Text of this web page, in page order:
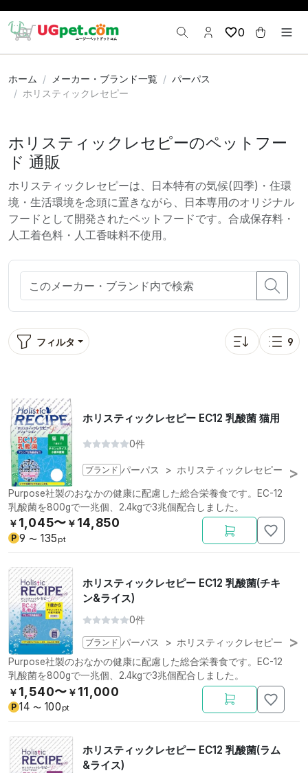
0
ホーム メーカー・ブランド一覧
パーパス
ホリスティックレセピー
ホリスティックレセピーのペットフー
ド 通販
ホリスティックレセピーは、日本特有の気候(四季)・住環
境・生活環境を念頭に置きながら、日本専用のオリジナル
フードとして開発されたペットフードです。合成保存料・
人工着色料・人工香味料不使用。
フィルタ
並び替え:
表示
9
ホリスティックレセピー EC12 乳酸菌 猫用
0件
ブランド パーパス > ホリスティックレセピー
Purpose社製のおなかの健康に配慮した総合栄養食です。EC-12
乳酸菌を800gで一兆個、2.4kgで3兆個配合しました。
￥ 1,045〜 ￥ 14,850
P 9 〜 135 pt
ホリスティックレセピー EC12 乳酸菌(チキ
ン&ライス)
0件
ブランド パーパス > ホリスティックレセピー
Purpose社製のおなかの健康に配慮した総合栄養食です。EC-12
乳酸菌を800gで一兆個、2.4kgで3兆個配合しました。
￥ 1,540〜 ￥ 11,000
P 14 〜 100 pt
ホリスティックレセピー EC12 乳酸菌(ラム
&ライス)